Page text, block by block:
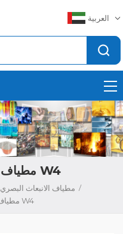
العربية
مطياف الانبعاث البصري W4
مطياف الانبعاث البصري /
مطياف الانبعاث البصري W4